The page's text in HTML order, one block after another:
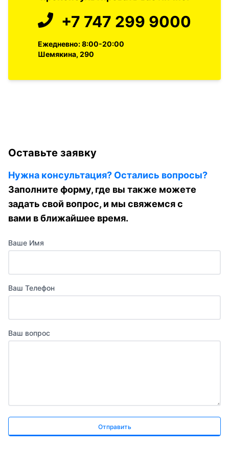
+7 747 299 9000
Ежедневно: 8:00-20:00
Шемякина, 290
Оставьте заявку
Нужна консультация? Остались вопросы?
Заполните форму, где вы также можете
задать свой вопрос, и мы свяжемся с
вами в ближайшее время.
Ваше Имя
Ваш Телефон
Ваш вопрос
Отправить